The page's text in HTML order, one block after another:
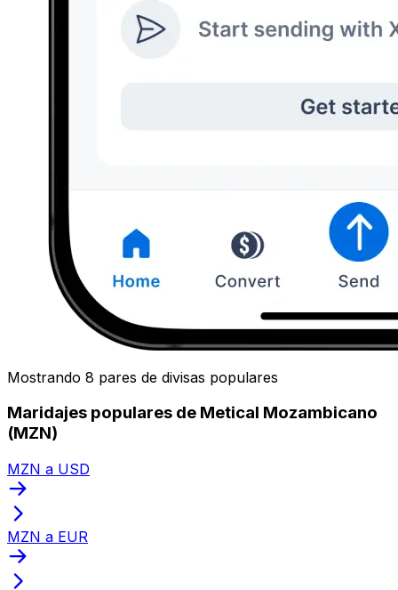
Mostrando 8 pares de divisas populares
Maridajes populares de Metical Mozambicano
(MZN)
MZN a USD
MZN a EUR